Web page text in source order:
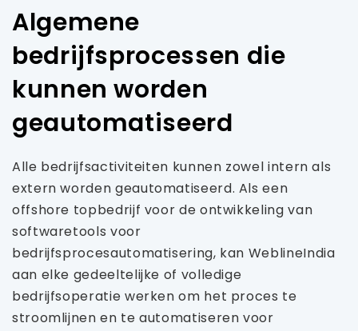
Algemene
bedrijfsprocessen die
kunnen worden
geautomatiseerd
Alle bedrijfsactiviteiten kunnen zowel intern als
extern worden geautomatiseerd. Als een
offshore topbedrijf voor de ontwikkeling van
softwaretools voor
bedrijfsprocesautomatisering, kan WeblineIndia
aan elke gedeeltelijke of volledige
bedrijfsoperatie werken om het proces te
stroomlijnen en te automatiseren voor